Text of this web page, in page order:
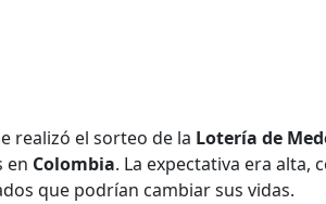
realizó el sorteo de la Lotería de
en Colombia. La expectativa era alta,
que podrían cambiar sus vidas.